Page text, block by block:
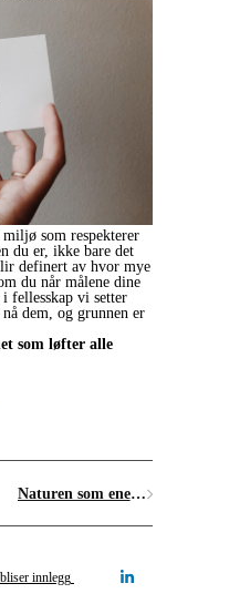
som respekterer
du er, ikke bare det
definert av hvor mye
du når målene dine
fellesskap vi setter
dem, og grunnen er
som løfter alle
Naturen som energikilde når du føler deg utbrent - eller ikke vil bli det igjen
innlegg